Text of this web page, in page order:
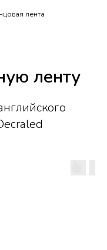
лента
ленту